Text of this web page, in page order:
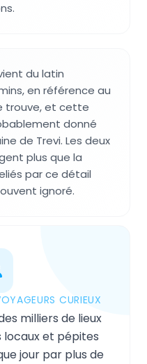
du latin
en référence au
trouve, et cette
donné
de Trevi. Les deux
plus que la
par ce détail
ignoré.
CURIEUX
milliers de lieux
locaux et pépites
jour par plus de